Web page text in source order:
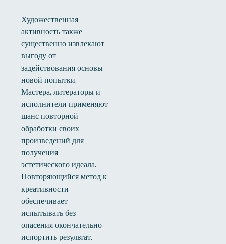
Художественная
активность также
существенно извлекают
выгоду от
задействования основы
новой попытки.
Мастера, литераторы и
исполнители применяют
шанс повторной
обработки своих
произведений для
получения
эстетического идеала.
Повторяющийся метод к
креативности
обеспечивает
испытывать без
опасения окончательно
испортить результат.